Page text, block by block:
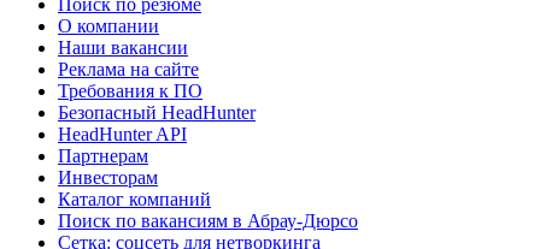
О компании
Наши вакансии
Реклама на сайте
Требования к ПО
Безопасный HeadHunter
HeadHunter API
Партнерам
Инвесторам
Каталог компаний
Поиск по вакансиям в Абрау-Дюрсо
Сетка: соцсеть для нетворкинга